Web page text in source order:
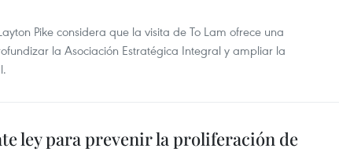
Pike considera que la visita de To Lam ofrece una
la Asociación Estratégica Integral y ampliar la
ley para prevenir la proliferación de